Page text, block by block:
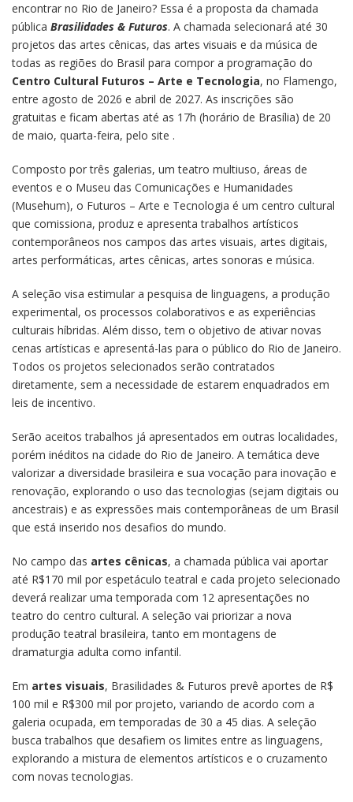
encontrar no Rio de Janeiro? Essa é a proposta da chamada
pública Brasilidades & Futuros. A chamada selecionará até 30
projetos das artes cênicas, das artes visuais e da música de
todas as regiões do Brasil para compor a programação do
Centro Cultural Futuros – Arte e Tecnologia, no Flamengo,
entre agosto de 2026 e abril de 2027. As inscrições são
gratuitas e ficam abertas até as 17h (horário de Brasília) de 20
de maio, quarta-feira, pelo site .
Composto por três galerias, um teatro multiuso, áreas de
eventos e o Museu das Comunicações e Humanidades
(Musehum), o Futuros – Arte e Tecnologia é um centro cultural
que comissiona, produz e apresenta trabalhos artísticos
contemporâneos nos campos das artes visuais, artes digitais,
artes performáticas, artes cênicas, artes sonoras e música.
A seleção visa estimular a pesquisa de linguagens, a produção
experimental, os processos colaborativos e as experiências
culturais híbridas. Além disso, tem o objetivo de ativar novas
cenas artísticas e apresentá-las para o público do Rio de Janeiro.
Todos os projetos selecionados serão contratados
diretamente, sem a necessidade de estarem enquadrados em
leis de incentivo.
Serão aceitos trabalhos já apresentados em outras localidades,
porém inéditos na cidade do Rio de Janeiro. A temática deve
valorizar a diversidade brasileira e sua vocação para inovação e
renovação, explorando o uso das tecnologias (sejam digitais ou
ancestrais) e as expressões mais contemporâneas de um Brasil
que está inserido nos desafios do mundo.
No campo das artes cênicas, a chamada pública vai aportar
até R$170 mil por espetáculo teatral e cada projeto selecionado
deverá realizar uma temporada com 12 apresentações no
teatro do centro cultural. A seleção vai priorizar a nova
produção teatral brasileira, tanto em montagens de
dramaturgia adulta como infantil.
Em artes visuais, Brasilidades & Futuros prevê aportes de R$
100 mil e R$300 mil por projeto, variando de acordo com a
galeria ocupada, em temporadas de 30 a 45 dias. A seleção
busca trabalhos que desafiem os limites entre as linguagens,
explorando a mistura de elementos artísticos e o cruzamento
com novas tecnologias.